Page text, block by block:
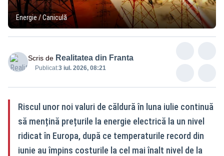
Energie / Caniculă
Scris de Realitatea din Franta
Publicat:3 iul. 2026, 08:21
Riscul unor noi valuri de căldură în luna iulie continuă
să mențină prețurile la energie electrică la un nivel
ridicat în Europa, după ce temperaturile record din
iunie au împins costurile la cel mai înalt nivel de la